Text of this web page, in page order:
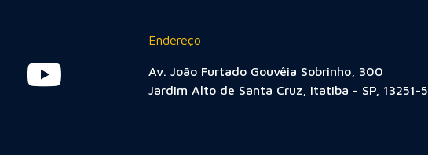
Endereço
Av. João Furtado Gouvêia Sobrinho, 300
Jardim Alto de Santa Cruz, Itatiba - SP, 13251-